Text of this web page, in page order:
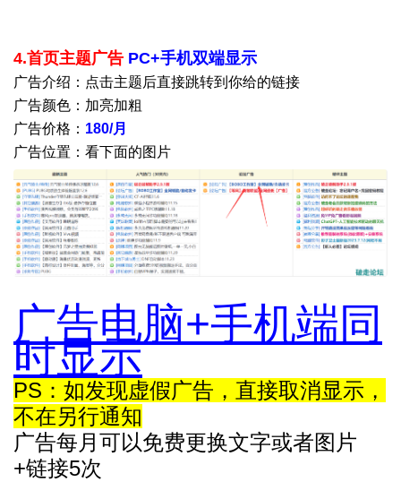
4.首页主题广告 PC+手机双端显示
广告介绍：点击主题后直接跳转到你给的链接
广告颜色：加亮加粗
广告价格： 180/月
广告位置：看下面的图片
广告电脑+手机端同
时显示
PS：如发现虚假广告，直接取消显示，
不在另行通知
广告每月可以免费更换文字或者图片
+链接5次